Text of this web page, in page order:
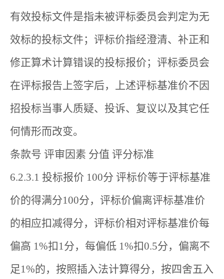
有效投标文件是指未被评标委员会判定为无
效标的投标文件；评标价指经澄清、补正和
修正算术计算错误的投标报价；评标委员会
在评标报告上签字后，上述评标基准价不因
招投标当事人质疑、投诉、复议以及其它任
何情形而改变。
条款号 评审因素 分值 评分标准
6.2.3.1 投标报价 100分 评标价等于评标基准
价的得满分100分，评标价偏离评标基准价
的相应扣减得分，评标价相对评标基准价每
偏高 1%扣1分，每偏低 1%扣0.5分，偏离不
足1%的，按照插入法计算得分，按四舍五入